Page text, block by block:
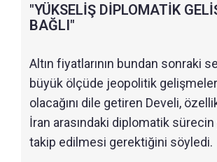
"YÜKSELİŞ DİPLOMATİK
BAĞLI"
Altın fiyatlarının bundan sonraki
büyük ölçüde jeopolitik
olacağını dile getiren Develi,
İran arasındaki diplomatik sürecin
takip edilmesi gerektiğini söyledi.